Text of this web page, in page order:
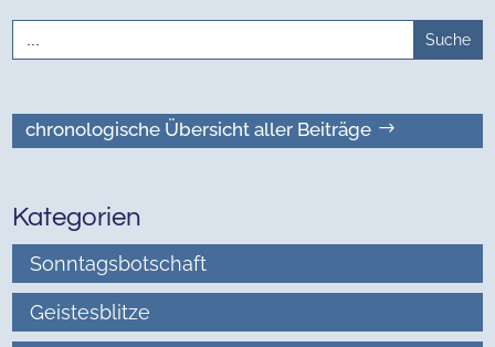
Search
for:
chronologische Übersicht aller Beiträge
Kategorien
Sonntagsbotschaft
Geistesblitze